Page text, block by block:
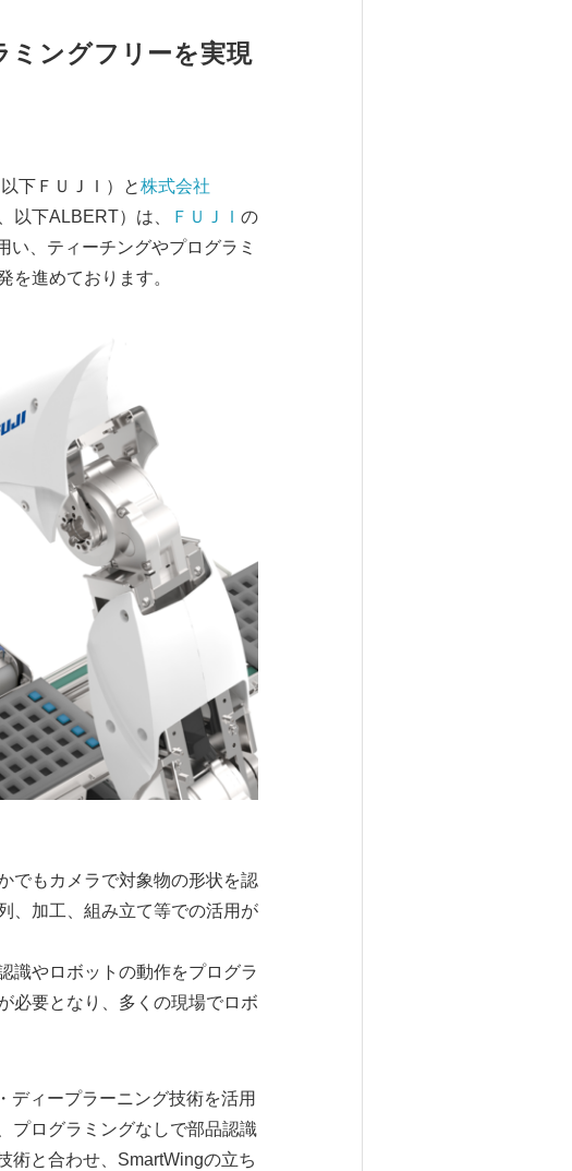
ミングフリーを実現
下ＦＵＪＩ）と株式会社
以下ALBERT）は、 ＦＵＪＩ の
、ティーチングやプログラミ
を進めております。
でもカメラで対象物の形状を認
、加工、組み立て等での活用が
識やロボットの動作をプログラ
必要となり、多くの現場でロボ
ィープラーニング技術を活用
プログラミングなしで部品認識
術と合わせ、SmartWingの立ち